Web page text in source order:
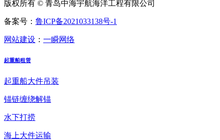
版权所有 © 青岛中海宇航海洋工程有限公司
备案号： 鲁ICP备2021033138号-1
网站建设 ： 一瞬网络
起重船租赁
起重船大件吊装
锚链缠绕解锚
水下打捞
海上大件运输